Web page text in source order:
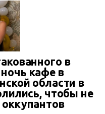
Силами
в
кафе в
области в
чтобы не